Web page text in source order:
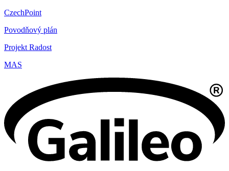
CzechPoint
Povodňový plán
Projekt Radost
MAS